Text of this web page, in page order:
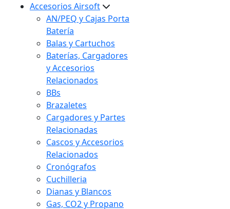
Accesorios Airsoft
AN/PEQ y Cajas Porta
Batería
Balas y Cartuchos
Baterías, Cargadores
y Accesorios
Relacionados
BBs
Brazaletes
Cargadores y Partes
Relacionadas
Cascos y Accesorios
Relacionados
Cronógrafos
Cuchilleria
Dianas y Blancos
Gas, CO2 y Propano